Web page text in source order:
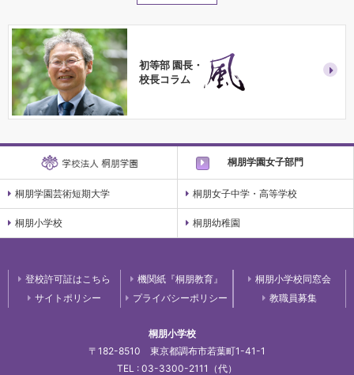
初等部 園長・
校長コラム
桐朋学園女子部門
桐朋学園芸術短期大学 桐朋女子中学・高等学校
桐朋小学校 桐朋幼稚園
桐朋小学校
〒182-8510 東京都調布市若葉町1-41-1
TEL : 03-3300-2111（代）
登校許可証はこちら 機関紙『桐朋教育』
桐朋小学校同窓会
サイトポリシー
プライバシーポリシー 教職員募集